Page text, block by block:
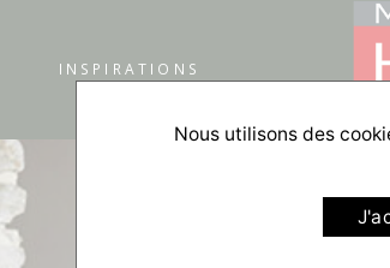
INSPIRATIONS
Nous utilisons des